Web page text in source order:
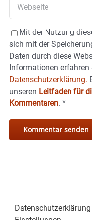
Mit der Nutzung
sich mit der
Daten durch diese
Informationen erfahren
Datenschutzerklärung.
unseren Leitfaden für
Kommentaren. *
Datenschutzerklärung